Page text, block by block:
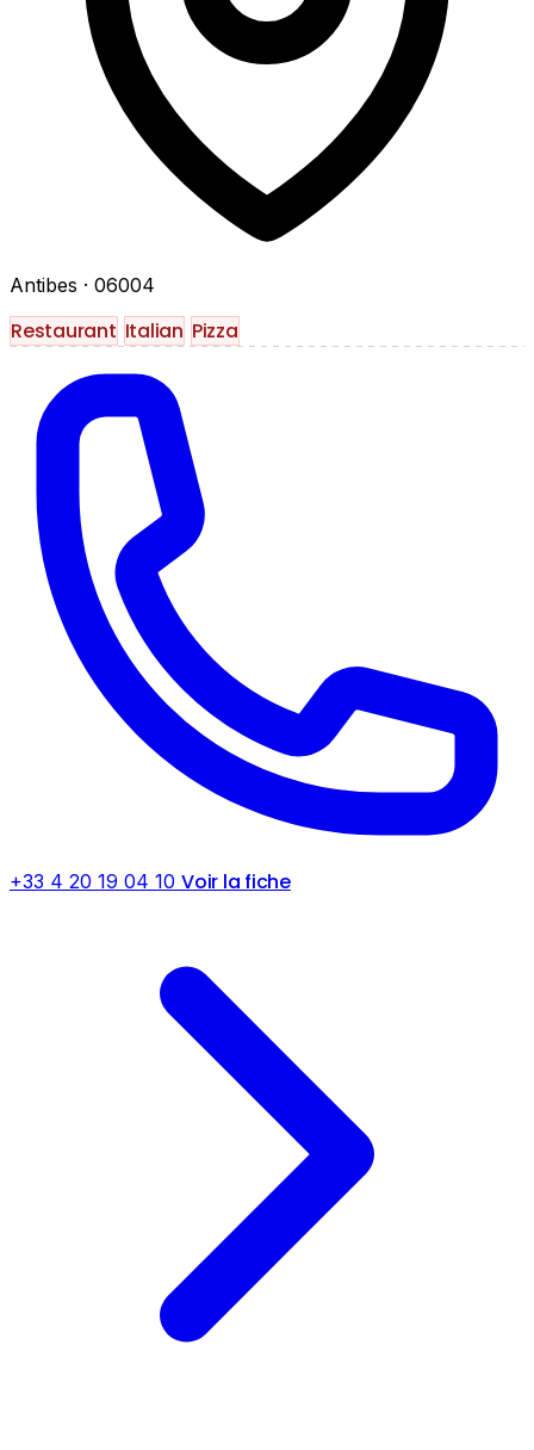
Antibes · 06004
Restaurant Italian Pizza
+33 4 20 19 04 10 Voir la fiche